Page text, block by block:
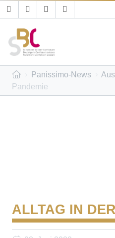
Panissimo-News
Pandemie
ALLTAG IN